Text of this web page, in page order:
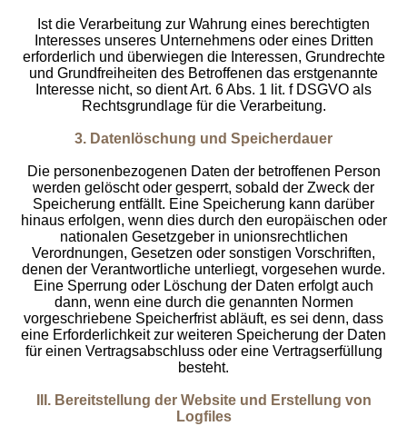
Ist die Verarbeitung zur Wahrung eines berechtigten
Interesses unseres Unternehmens oder eines Dritten
erforderlich und überwiegen die Interessen, Grundrechte
und Grundfreiheiten des Betroffenen das erstgenannte
Interesse nicht, so dient Art. 6 Abs. 1 lit. f DSGVO als
Rechtsgrundlage für die Verarbeitung.
3. Datenlöschung und Speicherdauer
Die personenbezogenen Daten der betroffenen Person
werden gelöscht oder gesperrt, sobald der Zweck der
Speicherung entfällt. Eine Speicherung kann darüber
hinaus erfolgen, wenn dies durch den europäischen oder
nationalen Gesetzgeber in unionsrechtlichen
Verordnungen, Gesetzen oder sonstigen Vorschriften,
denen der Verantwortliche unterliegt, vorgesehen wurde.
Eine Sperrung oder Löschung der Daten erfolgt auch
dann, wenn eine durch die genannten Normen
vorgeschriebene Speicherfrist abläuft, es sei denn, dass
eine Erforderlichkeit zur weiteren Speicherung der Daten
für einen Vertragsabschluss oder eine Vertragserfüllung
besteht.
III. Bereitstellung der Website und Erstellung von
Logfiles